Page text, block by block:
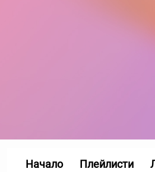
Начало Плейлисти